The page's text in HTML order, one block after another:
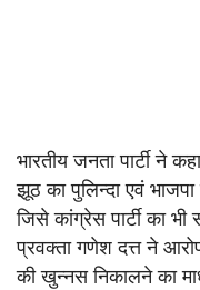
भारतीय जनता पार्टी ने
झूठ का पुलिन्दा एवं
जिसे कांग्रेस पार्टी का भी
प्रवक्ता गणेश दत्त ने
की खुन्नस निकालने का